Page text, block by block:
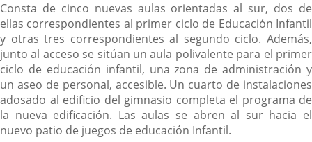
Consta de cinco nuevas aulas orientadas al sur, dos de
ellas correspondientes al primer ciclo de Educación Infantil
y otras tres correspondientes al segundo ciclo. Además,
junto al acceso se sitúan un aula polivalente para el primer
ciclo de educación infantil, una zona de administración y
un aseo de personal, accesible. Un cuarto de instalaciones
adosado al edificio del gimnasio completa el programa de
la nueva edificación. Las aulas se abren al sur hacia el
nuevo patio de juegos de educación Infantil.